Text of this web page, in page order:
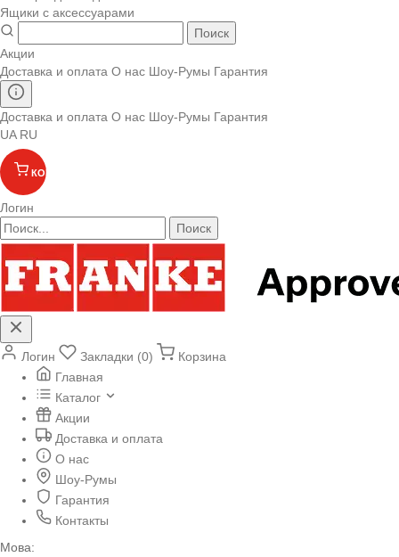
Ящики с аксессуарами
Поиск
Акции
Доставка и оплата О нас Шоу-Румы Гарантия
Доставка и оплата О нас Шоу-Румы Гарантия
UA RU
КОРЗИНА
Логин
Поиск
Логин Закладки (0)
Корзина
Главная
Каталог
Акции
Доставка и оплата
О нас
Шоу-Румы
Гарантия
Контакты
Мова: